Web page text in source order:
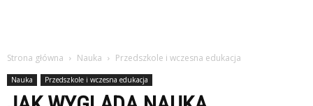
Strona główna Nauka Przedszkole i wczesna edukacja
Nauka Przedszkole i wczesna edukacja